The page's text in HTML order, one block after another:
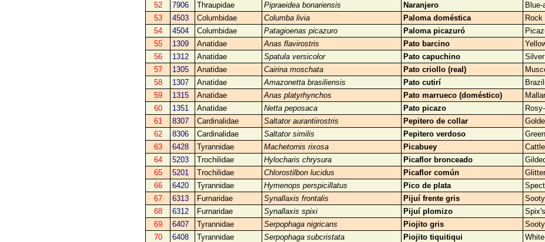
52
7906 Thraupidae Pipraeidea bonariensis Naranjero
Blue-
53
4503 Columbidae Columba livia Paloma doméstica
Rock
54
4504 Columbidae Patagioenas picazuro Paloma picazuró
55
1309 Anatidae Anas flavirostris Pato barcino
56
1312 Anatidae Spatula versicolor Pato capuchino
Silver
57
1305 Anatidae Cairina moschata Pato criollo (real)
58
1307 Anatidae Amazonetta brasiliensis Pato cutirí
59
1315 Anatidae Anas platyrhynchos Pato marrueco (doméstico)
60
1351 Anatidae Netta peposaca Pato picazo
61
8307 Cardinalidae Saltator aurantiirostris Pepitero de collar
62
8306 Cardinalidae Saltator similis Pepitero verdoso
63
6428 Tyrannidae Machetornis rixosa Picabuey
64
5203 Trochilidae Hylocharis chrysura Picaflor bronceado
65
5201 Trochilidae Chlorostilbon lucidus Picaflor común
66
6420 Tyrannidae Hymenops perspicillatus Pico de plata
67
6313 Furnaridae Synallaxis frontalis Pijuí frente gris
68
6312 Furnaridae Synallaxis spixi Pijuí plomizo
69
6407 Tyrannidae Serpophaga nigricans Piojito gris
70
6408 Tyrannidae Serpophaga subcristata Piojito tiquitiqui